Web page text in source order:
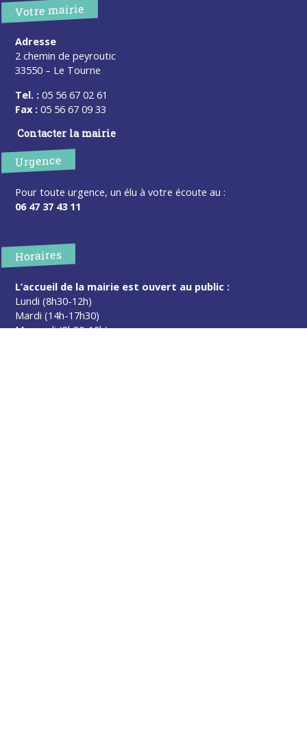
Votre mairie
Adresse
2 chemin de peyroutic
33550 – Le Tourne
Tel. : 05 56 67 02 61
Fax : 05 56 67 09 33
Contacter la mairie
Urgence
Pour toute urgence, un élu à votre écoute au :
06 47 37 43 11
Horaires
L’accueil de la mairie est ouvert au public :
Lundi (8h30-12h)
Mardi (14h-17h30)
Mercredi (8h30-12h)